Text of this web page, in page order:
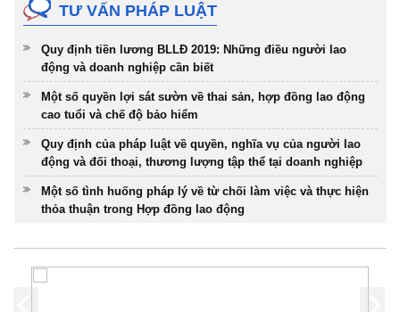
TƯ VẤN PHÁP LUẬT
Quy định tiền lương BLLĐ 2019: Những điều người lao
động và doanh nghiệp cần biết
Một số quyền lợi sát sườn về thai sản, hợp đồng lao động
cao tuổi và chế độ bảo hiểm
Quy định của pháp luật về quyền, nghĩa vụ của người lao
động và đối thoại, thương lượng tập thể tại doanh nghiệp
Một số tình huống pháp lý về từ chối làm việc và thực hiện
thỏa thuận trong Hợp đồng lao động